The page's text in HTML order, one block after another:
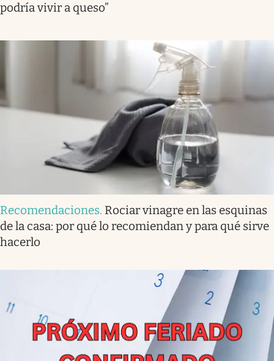
podría vivir a queso”
Recomendaciones. Rociar vinagre en las esquinas
de la casa: por qué lo recomiendan y para qué sirve
hacerlo